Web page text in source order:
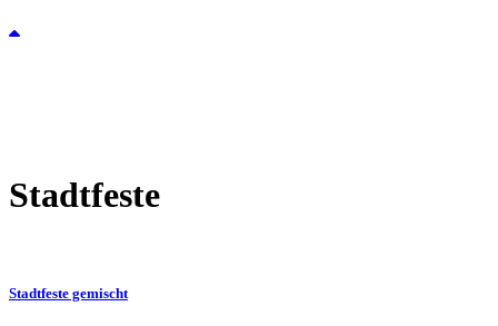
Stadtfeste
Stadtfeste gemischt